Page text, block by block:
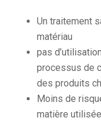
Un traitement
matériau
pas
processus de
des produits
Moins de
matière utilisée.